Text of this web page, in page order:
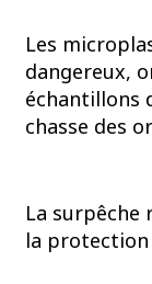
Les
dangereux,
échantillons
chasse des
La
la protection